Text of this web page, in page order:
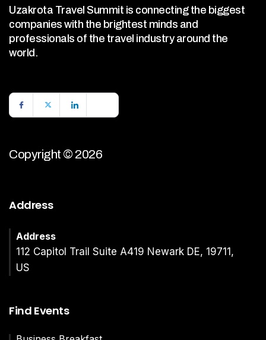
Uzakrota Travel Summit is connecting the biggest
companies with the brightest minds and
professionals of the travel industry around the
world.
Copyright © 2026
Address
Address
112 Capitol Trail Suite A419 Newark DE, 19711,
US
Find Events